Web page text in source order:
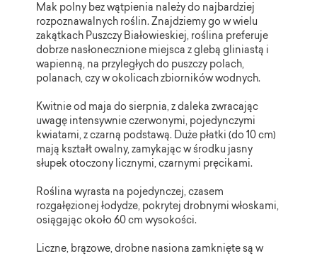
Mak polny bez wątpienia należy do najbardziej
rozpoznawalnych roślin. Znajdziemy go w wielu
zakątkach Puszczy Białowieskiej, roślina preferuje
dobrze nasłonecznione miejsca z glebą gliniastą i
wapienną, na przyległych do puszczy polach,
polanach, czy w okolicach zbiorników wodnych.
Kwitnie od maja do sierpnia, z daleka zwracając
uwagę intensywnie czerwonymi, pojedynczymi
kwiatami, z czarną podstawą. Duże płatki (do 10 cm)
mają kształt owalny, zamykając w środku jasny
słupek otoczony licznymi, czarnymi pręcikami.
Roślina wyrasta na pojedynczej, czasem
rozgałęzionej łodydze, pokrytej drobnymi włoskami,
osiągając około 60 cm wysokości.
Liczne, brązowe, drobne nasiona zamknięte są w